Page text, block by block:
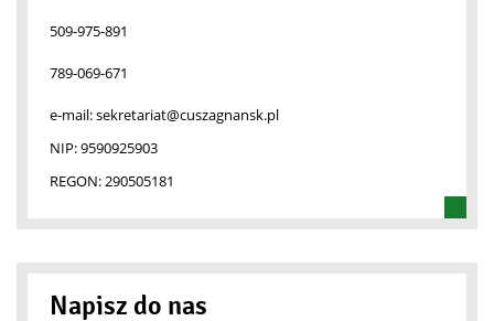
509-975-891
789-069-671
e-mail:sekretariat@cuszagnansk.pl
NIP:9590925903
REGON:290505181
Napisz do nas